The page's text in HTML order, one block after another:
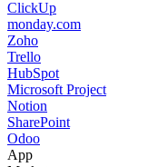
ClickUp
monday.com
Zoho
Trello
HubSpot
Microsoft Project
Notion
SharePoint
Odoo
App